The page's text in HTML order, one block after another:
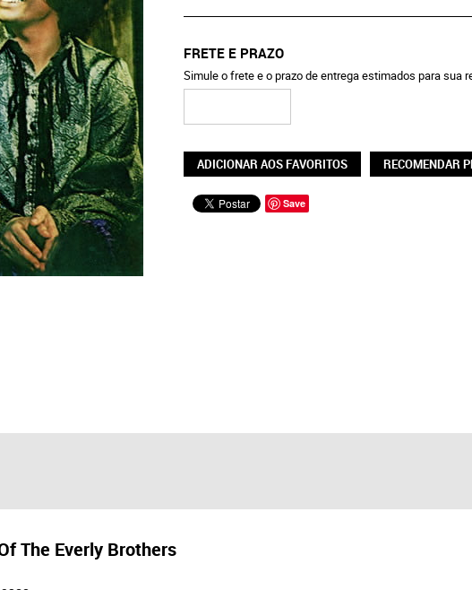
FRETE E PRAZO
Simule o frete e o prazo de entrega estimados para sua
ADICIONAR AOS FAVORITOS RECOMENDAR
Save
The Everly Brothers